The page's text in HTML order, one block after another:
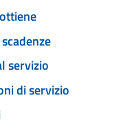
servizio
di servizio